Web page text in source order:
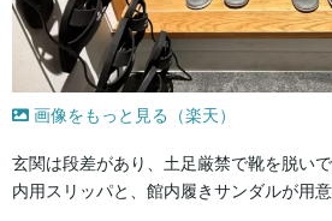
画像をもっと見る（楽天）
玄関は段差があり、土足厳禁で靴を脱い
内用スリッパと、館内履きサンダルが用意